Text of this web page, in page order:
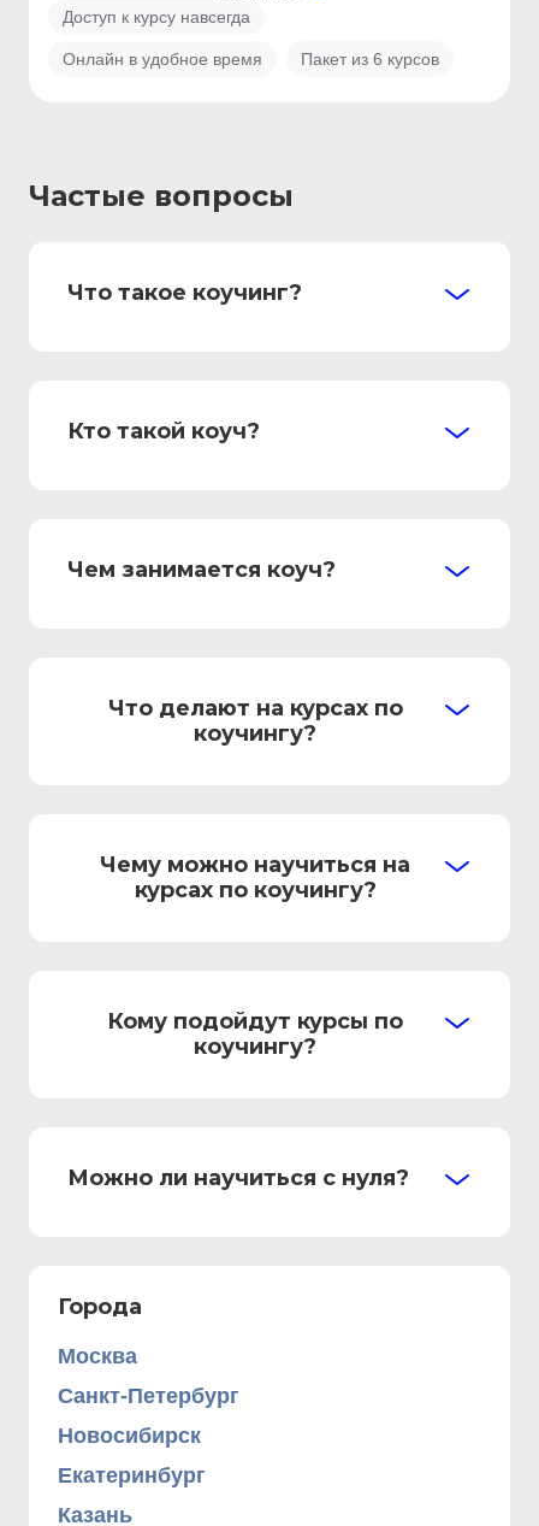
Доступ к курсу навсегда
Онлайн в удобное время Пакет из 6 курсов
Частые вопросы
Что такое коучинг?
Кто такой коуч?
Чем занимается коуч?
Что делают на курсах по
коучингу?
Чему можно научиться на
курсах по коучингу?
Кому подойдут курсы по
коучингу?
Можно ли научиться с нуля?
Города
Москва
Санкт-Петербург
Новосибирск
Екатеринбург
Казань